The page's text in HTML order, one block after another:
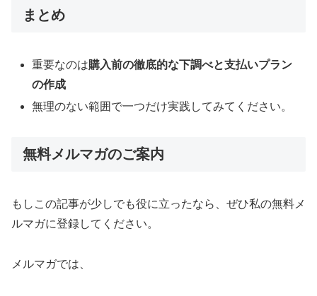
まとめ
重要なのは購入前の徹底的な下調べと支払いプラン
の作成
無理のない範囲で一つだけ実践してみてください。
無料メルマガのご案内
もしこの記事が少しでも役に立ったなら、ぜひ私の無料メ
ルマガに登録してください。
メルマガでは、